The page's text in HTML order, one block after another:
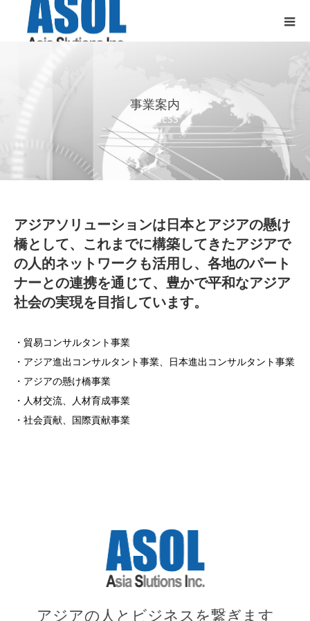
事業案内
BUSINESS
アジアソリューションは日本とアジアの懸け
橋として、これまでに構築してきたアジアで
の人的ネットワークも活用し、各地のパート
ナーとの連携を通じて、豊かで平和なアジア
社会の実現を目指しています。
・貿易コンサルタント事業
・アジア進出コンサルタント事業、日本進出コンサルタント事業
・アジアの懸け橋事業
・人材交流、人材育成事業
・社会貢献、国際貢献事業
アジアの人とビジネスを繋ぎます